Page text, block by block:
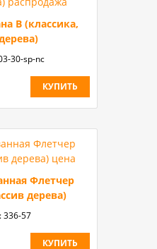
B (классика,
30-sp-nc
КУПИТЬ
Флетчер
дерева)
336-57
КУПИТЬ